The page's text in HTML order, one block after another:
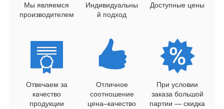
Мы являемся
производителем
Индивидуальны
й подход
Доступные цены
Отвечаем за
качество
продукции
Отличное
соотношение
цена–качество
При условии
заказа большой
партии — скидка